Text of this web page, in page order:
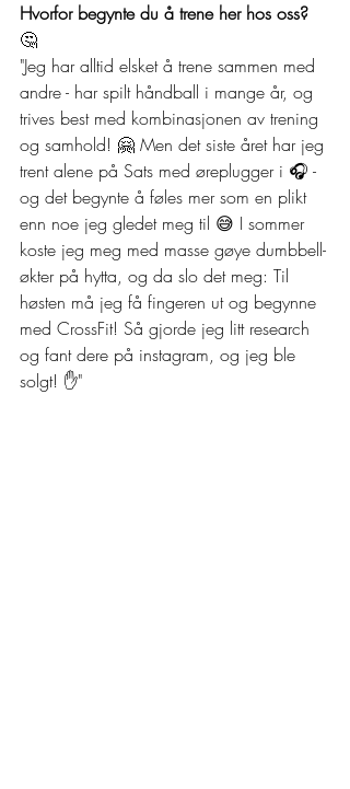
Hvorfor begynte du å trene her hos oss?
🤔
"Jeg har alltid elsket å trene sammen med
andre - har spilt håndball i mange år, og
trives best med kombinasjonen av trening
og samhold! 🤗 Men det siste året har jeg
trent alene på Sats med øreplugger i 🎧 -
og det begynte å føles mer som en plikt
enn noe jeg gledet meg til 😅 I sommer
koste jeg meg med masse gøye dumbbell-
økter på hytta, og da slo det meg: Til
høsten må jeg få fingeren ut og begynne
med CrossFit! Så gjorde jeg litt research
og fant dere på instagram, og jeg ble
solgt! ✋"